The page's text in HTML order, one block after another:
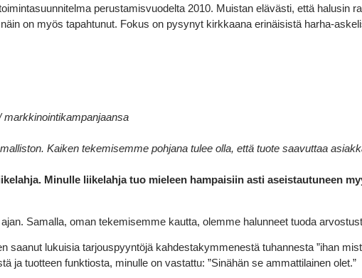
perustamisvuodelta 2010. Muistan elävästi, että halusin
on myös tapahtunut. Fokus on pysynyt kirkkaana erinäisistä harha-
Kaiken tekemisemme pohjana tulee olla, että tuote saavuttaa
Minulle liikelahja tuo mieleen hampaisiin asti aseistautuneen
Samalla, oman tekemisemme kautta, olemme halunneet tuoda
saanut lukuisia tarjouspyyntöjä kahdestakymmenestä tuhannesta ”ihan
ja tuotteen funktiosta, minulle on vastattu: ”Sinähän se ammattilainen olet.”